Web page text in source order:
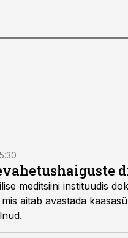
meditsiini instituudis
aitab avastada